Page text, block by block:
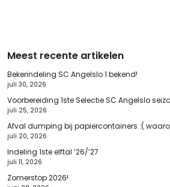
Meest recente artikelen
Bekerindeling SC Angelslo 1 bekend!
juli 30, 2026
Voorbereiding 1ste Selectie SC Angelslo
juli 25, 2026
Afval dumping bij papiercontainers :(
juli 20, 2026
Indeling 1ste elftal ’26/’27
juli 11, 2026
Zomerstop 2026!